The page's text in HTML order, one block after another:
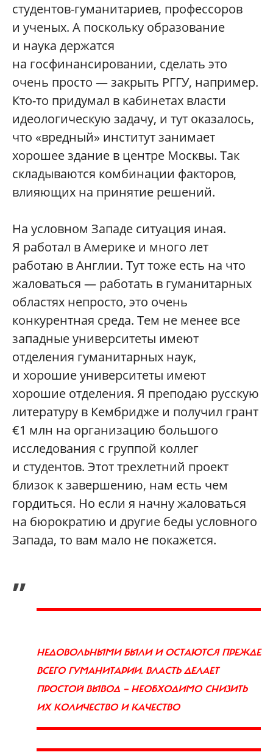
студентов-гуманитариев, профессоров
и ученых. А поскольку образование
и наука держатся
на госфинансировании, сделать это
очень просто — закрыть РГГУ, например.
Кто-то придумал в кабинетах власти
идеологическую задачу, и тут оказалось,
что «вредный» институт занимает
хорошее здание в центре Москвы. Так
складываются комбинации факторов,
влияющих на принятие решений.
На условном Западе ситуация иная.
Я работал в Америке и много лет
работаю в Англии. Тут тоже есть на что
жаловаться — работать в гуманитарных
областях непросто, это очень
конкурентная среда. Тем не менее все
западные университеты имеют
отделения гуманитарных наук,
и хорошие университеты имеют
хорошие отделения. Я преподаю русскую
литературу в Кембридже и получил грант
€1 млн на организацию большого
исследования с группой коллег
и студентов. Этот трехлетний проект
близок к завершению, нам есть чем
гордиться. Но если я начну жаловаться
на бюрократию и другие беды условного
Запада, то вам мало не покажется.
„
НЕДОВОЛЬНЫМИ БЫЛИ И ОСТАЮТСЯ ПРЕЖДЕ
ВСЕГО ГУМАНИТАРИИ. ВЛАСТЬ ДЕЛАЕТ
ПРОСТОЙ ВЫВОД — НЕОБХОДИМО СНИЗИТЬ
ИХ КОЛИЧЕСТВО И КАЧЕСТВО